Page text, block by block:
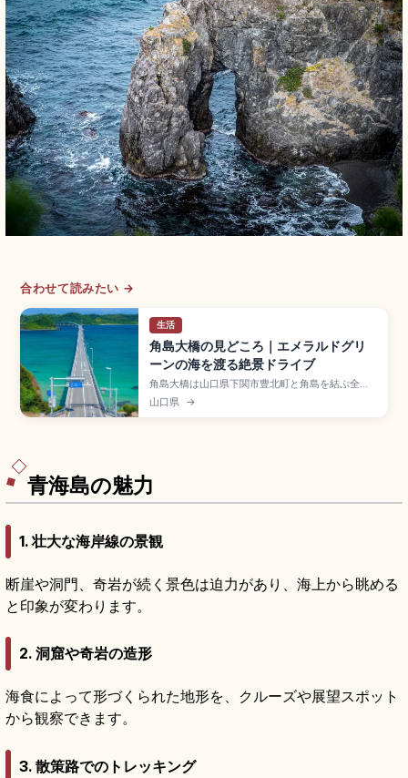
合わせて読みたい →
生活
角島大橋の見どころ｜エメラルドグリ
ーンの海を渡る絶景ドライブ
角島大橋は山口県下関市豊北町と角島を結ぶ全長
1,780mの橋で、2000年開通の通行料無料の絶景
ドライブスポット。エメラルドグリーンの海と空
山口県 →
青海島の魅力
1. 壮大な海岸線の景観
断崖や洞門、奇岩が続く景色は迫力があり、海上から眺める
と印象が変わります。
2. 洞窟や奇岩の造形
海食によって形づくられた地形を、クルーズや展望スポット
から観察できます。
3. 散策路でのトレッキング